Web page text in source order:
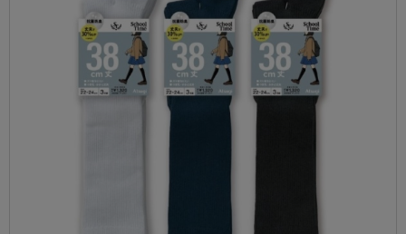
WOMEN MEN KIDS
ブランドから探す